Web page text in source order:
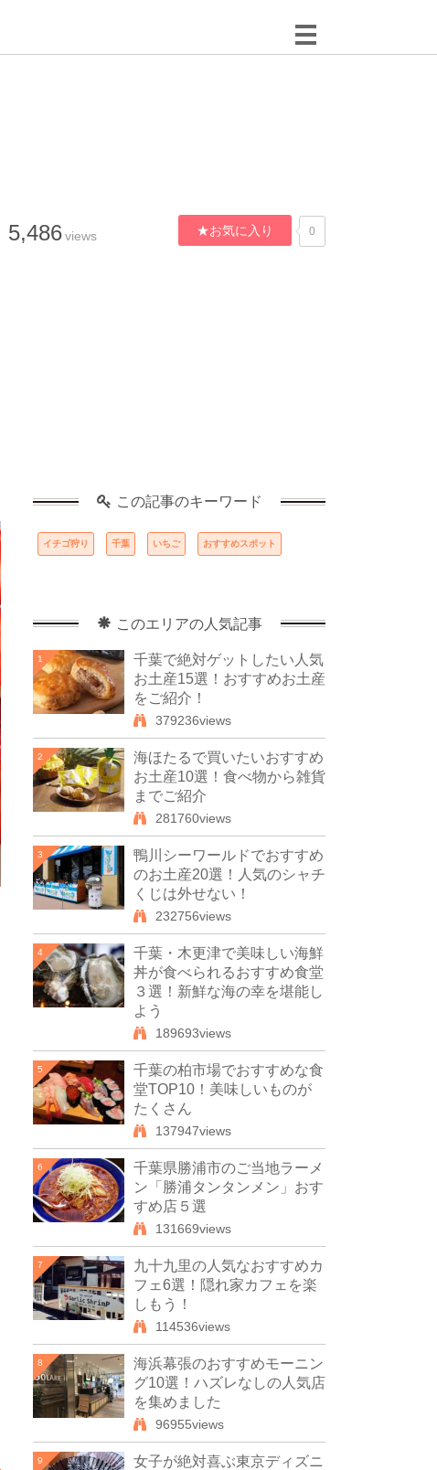
5,486views ★お気に入り 0
この記事のキーワード
イチゴ狩り 千葉 いちご おすすめスポット
このエリアの人気記事
1
千葉で絶対ゲットしたい人気
お土産15選！おすすめお土産
をご紹介！
379236views
2
海ほたるで買いたいおすすめ
お土産10選！食べ物から雑貨
までご紹介
281760views
3
鴨川シーワールドでおすすめ
のお土産20選！人気のシャチ
くじは外せない！
232756views
4
千葉・木更津で美味しい海鮮
丼が食べられるおすすめ食堂
３選！新鮮な海の幸を堪能し
よう
189693views
5
千葉の柏市場でおすすめな食
堂TOP10！美味しいものが
たくさん
137947views
6
千葉県勝浦市のご当地ラーメ
ン「勝浦タンタンメン」おす
すめ店５選
131669views
7
九十九里の人気なおすすめカ
フェ6選！隠れ家カフェを楽
しもう！
114536views
8
海浜幕張のおすすめモーニン
グ10選！ハズレなしの人気店
を集めました
96955views
9
女子が絶対喜ぶ東京ディズニ